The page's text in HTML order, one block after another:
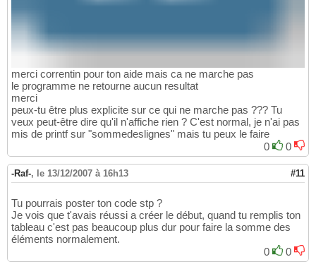
merci correntin pour ton aide mais ca ne marche pas
le programme ne retourne aucun resultat
merci
peux-tu être plus explicite sur ce qui ne marche pas ??? Tu
veux peut-être dire qu'il n'affiche rien ? C'est normal, je n'ai pas
mis de printf sur "sommedeslignes" mais tu peux le faire
0
0
-Raf-, le 13/12/2007 à 16h13 #11
Tu pourrais poster ton code stp ?
Je vois que t'avais réussi a créer le début, quand tu remplis ton
tableau c'est pas beaucoup plus dur pour faire la somme des
éléments normalement.
0
0